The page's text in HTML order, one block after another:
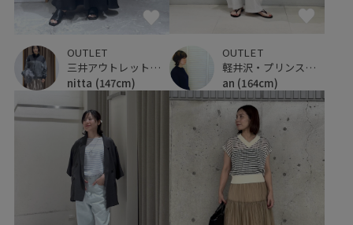
OUTLET
三井アウトレットパーク 入間
nitta (147cm)
OUTLET
軽井沢・プリンスショッピングプラザ
an (164cm)